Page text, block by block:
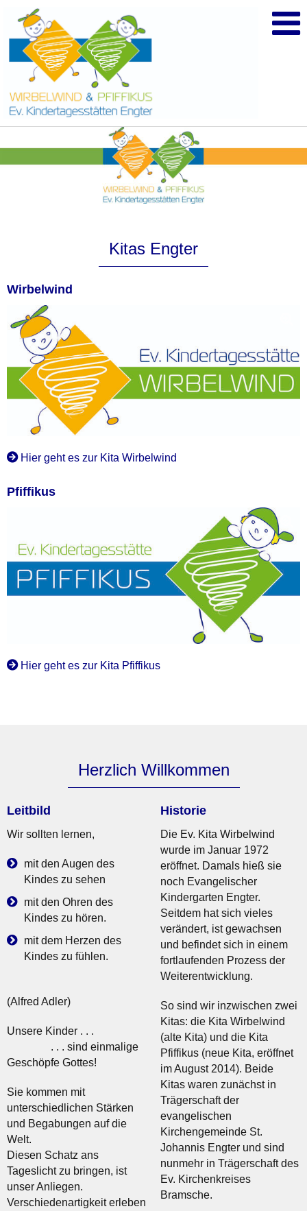
Kitas Engter
Wirbelwind
Hier geht es zur Kita Wirbelwind
Pfiffikus
Hier geht es zur Kita Pfiffikus
Herzlich Willkommen
Leitbild
Wir sollten lernen,
mit den Augen des
Kindes zu sehen
mit den Ohren des
Kindes zu hören.
mit dem Herzen des
Kindes zu fühlen.
(Alfred Adler)
Unsere Kinder . . .
. . . sind einmalige
Geschöpfe Gottes!
Sie kommen mit
unterschiedlichen Stärken
und Begabungen auf die
Welt.
Diesen Schatz ans
Tageslicht zu bringen, ist
unser Anliegen.
Verschiedenartigkeit erleben
Historie
Die Ev. Kita Wirbelwind
wurde im Januar 1972
eröffnet. Damals hieß sie
noch Evangelischer
Kindergarten Engter.
Seitdem hat sich vieles
verändert, ist gewachsen
und befindet sich in einem
fortlaufenden Prozess der
Weiterentwicklung.
So sind wir inzwischen zwei
Kitas: die Kita Wirbelwind
(alte Kita) und die Kita
Pfiffikus (neue Kita, eröffnet
im August 2014). Beide
Kitas waren zunächst in
Trägerschaft der
evangelischen
Kirchengemeinde St.
Johannis Engter und sind
nunmehr in Trägerschaft des
Ev. Kirchenkreises
Bramsche.